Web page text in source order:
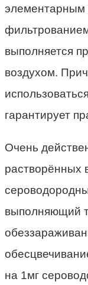
элементарным
выполняется
воздухом.
гарантирует
Очень
растворённых
выполняющий
на 1мг